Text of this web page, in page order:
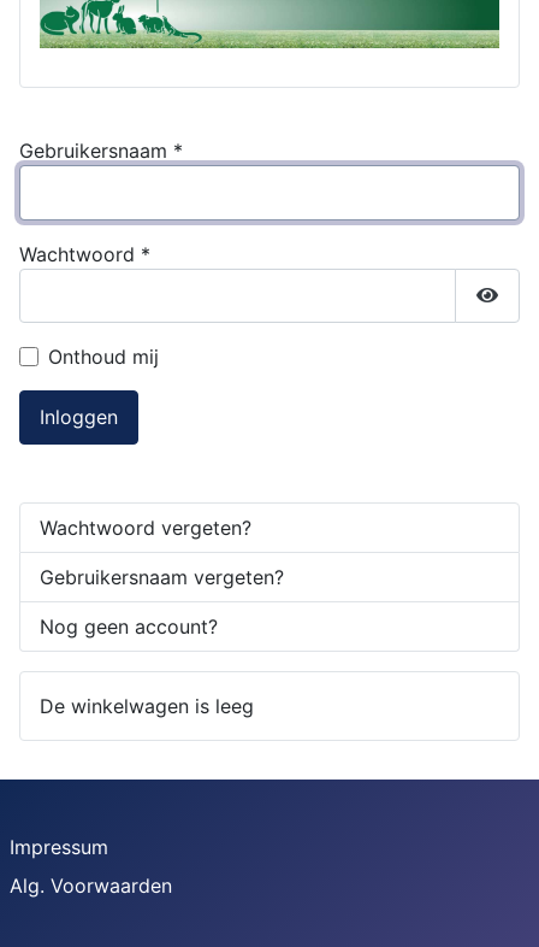
Gebruikersnaam *
Wachtwoord *
Toon
Onthoud mij
Inloggen
Wachtwoord vergeten?
Gebruikersnaam vergeten?
Nog geen account?
De winkelwagen is leeg
Impressum
Alg. Voorwaarden